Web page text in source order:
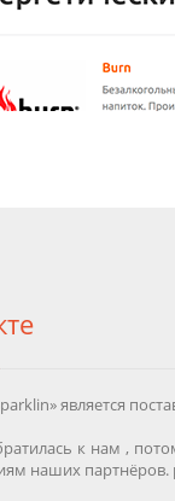
является
к нам ,
наших партнёров.